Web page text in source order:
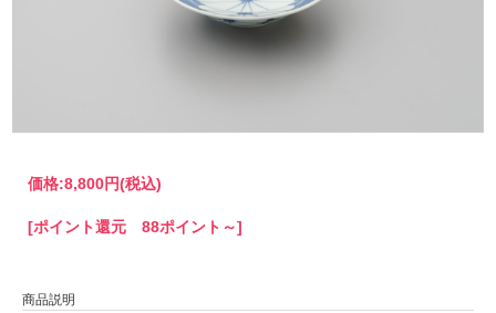
価格:8,800円(税込)
[ポイント還元 88ポイント～]
商品説明